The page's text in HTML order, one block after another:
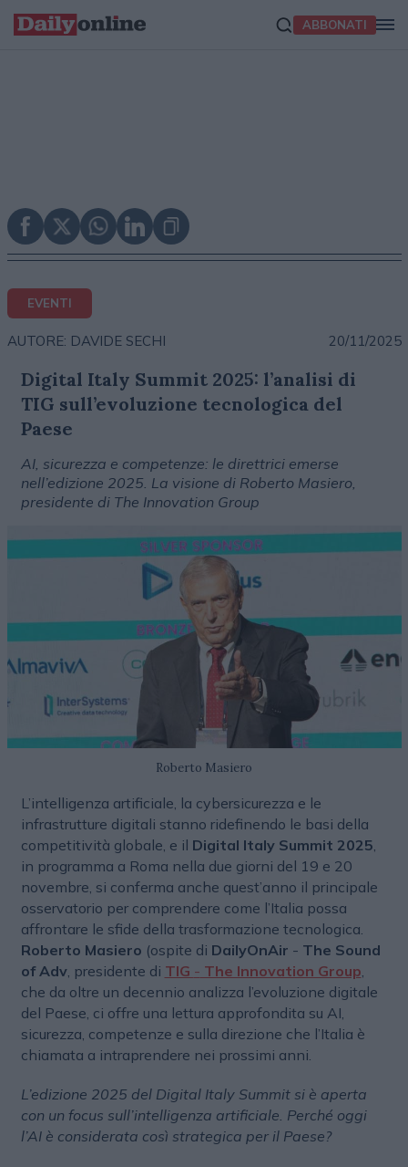
ABBONATI
EVENTI
AUTORE: DAVIDE SECHI 20/11/2025
Digital Italy Summit 2025: l’analisi di
TIG sull’evoluzione tecnologica del
Paese
AI, sicurezza e competenze: le direttrici emerse
nell’edizione 2025. La visione di Roberto Masiero,
presidente di The Innovation Group
Roberto Masiero
L’intelligenza artificiale, la cybersicurezza e le
infrastrutture digitali stanno ridefinendo le basi della
competitività globale, e il Digital Italy Summit 2025
in programma a Roma nella due giorni del 19 e 20
novembre, si conferma anche quest’anno il principale
osservatorio per comprendere come l’Italia possa
affrontare le sfide della trasformazione tecnologica.
Roberto Masiero (ospite di DailyOnAir - The Sound
of Adv, presidente di TIG - The Innovation Group
che da oltre un decennio analizza l’evoluzione digitale
del Paese, ci offre una lettura approfondita su AI,
sicurezza, competenze e sulla direzione che l’Italia è
chiamata a intraprendere nei prossimi anni.
L’edizione 2025 del Digital Italy Summit si è aperta
con un focus sull’intelligenza artificiale. Perché oggi
l’AI è considerata così strategica per il Paese?